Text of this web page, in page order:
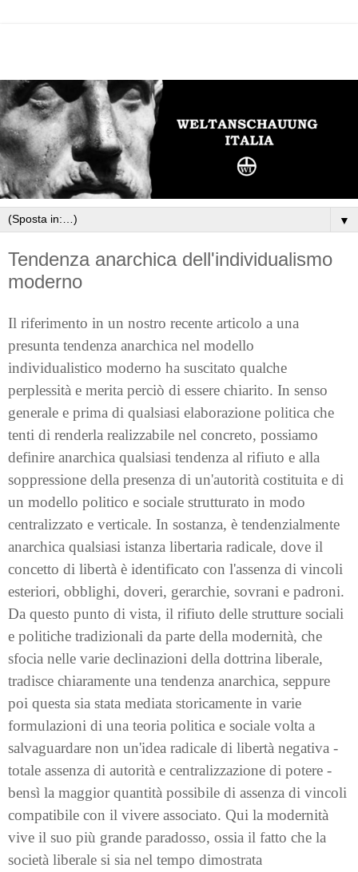
▼
Tendenza anarchica dell'individualismo
moderno
Il riferimento in un nostro recente articolo a una
presunta tendenza anarchica nel modello
individualistico moderno ha suscitato qualche
perplessità e merita perciò di essere chiarito. In senso
generale e prima di qualsiasi elaborazione politica che
tenti di renderla realizzabile nel concreto, possiamo
definire anarchica qualsiasi tendenza al rifiuto e alla
soppressione della presenza di un'autorità costituita e di
un modello politico e sociale strutturato in modo
centralizzato e verticale. In sostanza, è tendenzialmente
anarchica qualsiasi istanza libertaria radicale, dove il
concetto di libertà è identificato con l'assenza di vincoli
esteriori, obblighi, doveri, gerarchie, sovrani e padroni.
Da questo punto di vista, il rifiuto delle strutture sociali
e politiche tradizionali da parte della modernità, che
sfocia nelle varie declinazioni della dottrina liberale,
tradisce chiaramente una tendenza anarchica, seppure
poi questa sia stata mediata storicamente in varie
formulazioni di una teoria politica e sociale volta a
salvaguardare non un'idea radicale di libertà negativa -
totale assenza di autorità e centralizzazione di potere -
bensì la maggior quantità possibile di assenza di vincoli
compatibile con il vivere associato. Qui la modernità
vive il suo più grande paradosso, ossia il fatto che la
società liberale si sia nel tempo dimostrata